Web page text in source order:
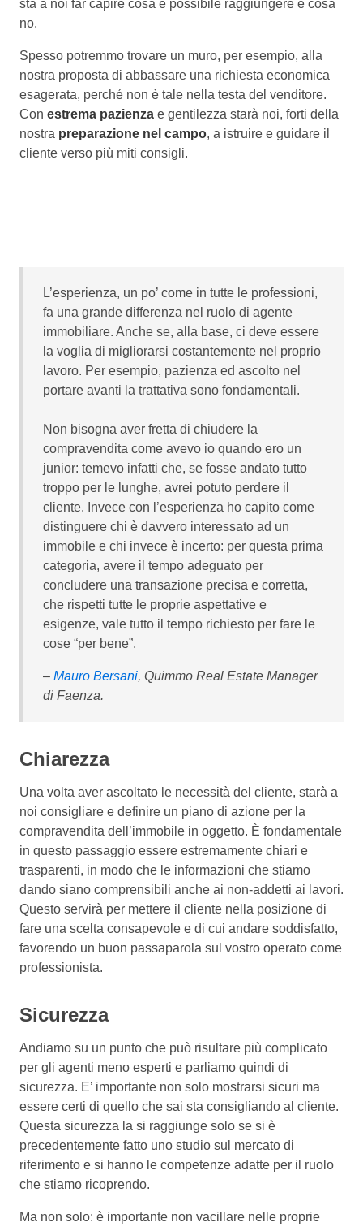
sta a noi far capire cosa è possibile raggiungere e cosa
no.
Spesso potremmo trovare un muro, per esempio, alla
nostra proposta di abbassare una richiesta economica
esagerata, perché non è tale nella testa del venditore.
Con estrema pazienza e gentilezza starà noi, forti della
nostra preparazione nel campo, a istruire e guidare il
cliente verso più miti consigli.
L’esperienza, un po’ come in tutte le professioni,
fa una grande differenza nel ruolo di agente
immobiliare. Anche se, alla base, ci deve essere
la voglia di migliorarsi costantemente nel proprio
lavoro. Per esempio, pazienza ed ascolto nel
portare avanti la trattativa sono fondamentali.
Non bisogna aver fretta di chiudere la
compravendita come avevo io quando ero un
junior: temevo infatti che, se fosse andato tutto
troppo per le lunghe, avrei potuto perdere il
cliente. Invece con l’esperienza ho capito come
distinguere chi è davvero interessato ad un
immobile e chi invece è incerto: per questa prima
categoria, avere il tempo adeguato per
concludere una transazione precisa e corretta,
che rispetti tutte le proprie aspettative e
esigenze, vale tutto il tempo richiesto per fare le
cose “per bene”.
– Mauro Bersani, Quimmo Real Estate Manager
di Faenza.
Chiarezza
Una volta aver ascoltato le necessità del cliente, starà a
noi consigliare e definire un piano di azione per la
compravendita dell’immobile in oggetto. È fondamentale
in questo passaggio essere estremamente chiari e
trasparenti, in modo che le informazioni che stiamo
dando siano comprensibili anche ai non-addetti ai lavori.
Questo servirà per mettere il cliente nella posizione di
fare una scelta consapevole e di cui andare soddisfatto,
favorendo un buon passaparola sul vostro operato come
professionista.
Sicurezza
Andiamo su un punto che può risultare più complicato
per gli agenti meno esperti e parliamo quindi di
sicurezza. E’ importante non solo mostrarsi sicuri ma
essere certi di quello che sai sta consigliando al cliente.
Questa sicurezza la si raggiunge solo se si è
precedentemente fatto uno studio sul mercato di
riferimento e si hanno le competenze adatte per il ruolo
che stiamo ricoprendo.
Ma non solo: è importante non vacillare nelle proprie